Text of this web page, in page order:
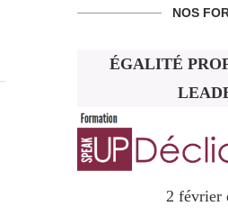
NOS
ÉGALITÉ
2 février